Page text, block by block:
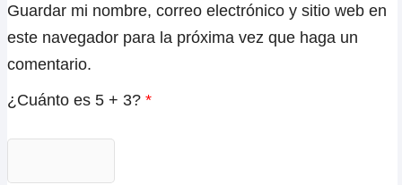
Guardar mi nombre, correo electrónico y sitio web en
este navegador para la próxima vez que haga un
comentario.
¿Cuánto es 5 + 3? *